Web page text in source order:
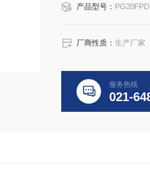
产品型号： PG20FPD
厂商性质：生产厂家
服务热线
021-